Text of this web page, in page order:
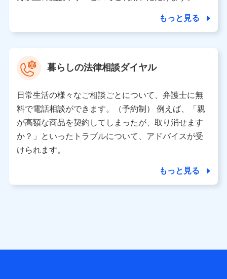
氏名、電話番号、メールアドレス、お客さまの識別子、属
性、連絡先、dポイントサービスのご利用に関する情報。例
として、dポイントカード番号、性別、年齢、家族構成、住
所、dポイント残高、dポイント利用履歴などが含まれます。
利用情報
当社又は株式会社NTTドコモが提供する各種サービスなどの
ご契約・ご利用などに関する情報。例として、当社又は株式
会社NTTドコモが提供する各種サービスのご契約状態・ご利
用履歴インターネット利用時の行動に関する情報、アプリケ
ーション利用時の行動に関する情報、購入されたサービスや
当社又は株式会社NTTドコモが提供する保険関連サービスに
もっと見る
暮らしの法律相談ダイヤル
日常生活の様々なご相談ごとについて、弁護士に無
料で電話相談ができます。（予約制） 例えば、「親
が高額な商品を契約してしまったが、取り消せます
か？」といったトラブルについて、アドバイスが受
けられます。
もっと見る